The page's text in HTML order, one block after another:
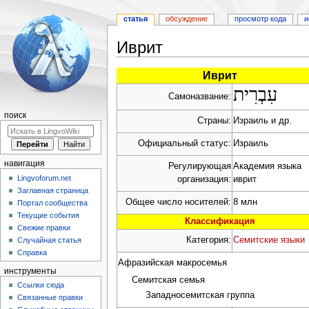
Иврит
к
к
Иврит
Самоназвание: עִבְרִית
Страны: Израиль и др.
Официальный статус: Израиль
Регулирующая
организация:
Академия языка
иврит
Общее число носителей: 8 млн
Классификация
Категория: Семитские языки
Афразийская макросемья
Семитская семья
Западносемитская группа
статья обсуждение просмотр кода
поиск
навигация
Lingvoforum.net
Заглавная страница
Портал сообщества
Текущие события
Свежие правки
Случайная статья
Справка
инструменты
Ссылки сюда
Связанные правки